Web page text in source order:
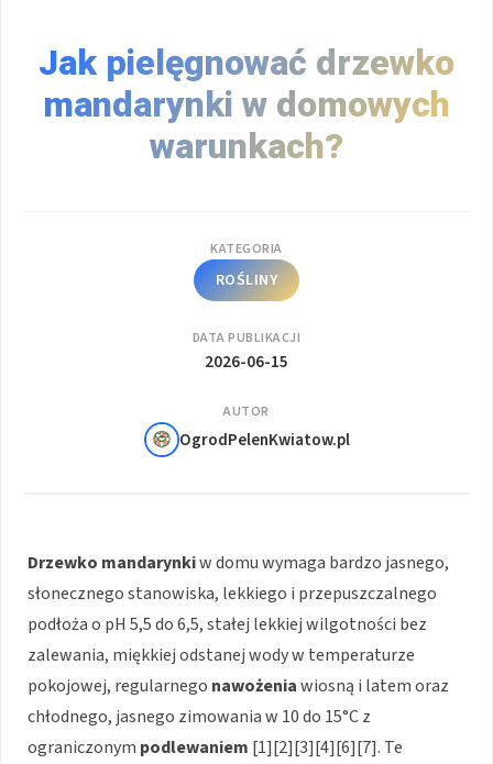
Jak pielęgnować drzewko
mandarynki w domowych
warunkach?
KATEGORIA
ROŚLINY
DATA PUBLIKACJI
2026-06-15
AUTOR
OgrodPelenKwiatow.pl
Drzewko mandarynkiw domu wymaga bardzo jasnego,
słonecznego stanowiska, lekkiego i przepuszczalnego
podłoża o pH 5,5 do 6,5, stałej lekkiej wilgotności bez
zalewania, miękkiej odstanej wody w temperaturze
pokojowej, regularnego nawożeniawiosną i latem oraz
chłodnego, jasnego zimowania w 10 do 15°C z
ograniczonym podlewaniem [1][2][3][4][6][7]. Te